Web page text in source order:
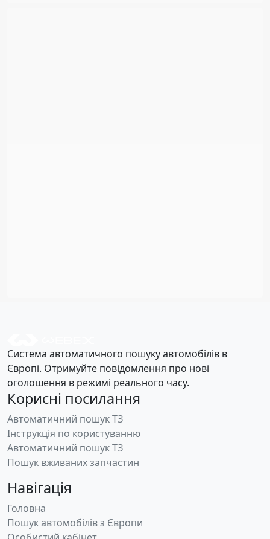
Система автоматичного пошуку автомобілів в
Європі. Отримуйте повідомлення про нові
оголошення в режимі реального часу.
Корисні посилання
Автоматичний пошук ТЗ
Інструкція по користуванню
Автоматичний пошук ТЗ
Пошук вживаних запчастин
Навігація
Головна
Пошук автомобілів з Європи